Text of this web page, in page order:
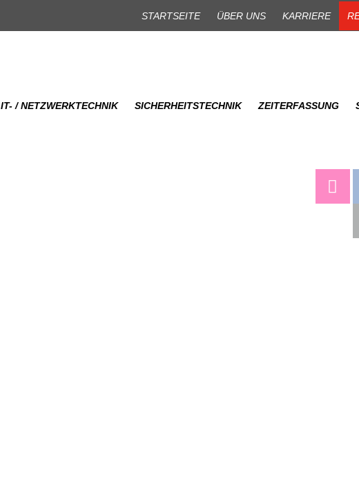
STARTSEITE ÜBER UNS KARRIERE
IT- / NETZWERKTECHNIK SICHERHEITSTECHNIK ZEITERFASSUNG